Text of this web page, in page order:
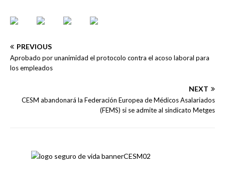
PREVIOUS
Aprobado por unanimidad el protocolo contra el acoso laboral para
los empleados
NEXT
CESM abandonará la Federación Europea de Médicos Asalariados
(FEMS) si se admite al sindicato Metges